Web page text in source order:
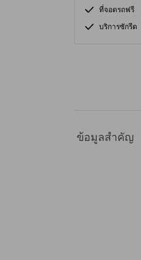
ที่จอดรถฟรี
บริการซักรีด
ข้อมูลสำคัญ